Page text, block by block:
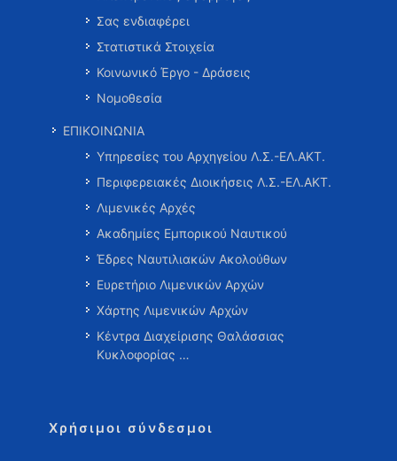
Σας ενδιαφέρει
Στατιστικά Στοιχεία
Κοινωνικό Έργο - Δράσεις
Νομοθεσία
ΕΠΙΚΟΙΝΩΝΙΑ
Υπηρεσίες του Αρχηγείου Λ.Σ.-ΕΛ.ΑΚΤ.
Περιφερειακές Διοικήσεις Λ.Σ.-ΕΛ.ΑΚΤ.
Λιμενικές Αρχές
Ακαδημίες Εμπορικού Ναυτικού
Έδρες Ναυτιλιακών Ακολούθων
Ευρετήριο Λιμενικών Αρχών
Χάρτης Λιμενικών Αρχών
Κέντρα Διαχείρισης Θαλάσσιας
Κυκλοφορίας …
Χρήσιμοι σύνδεσμοι